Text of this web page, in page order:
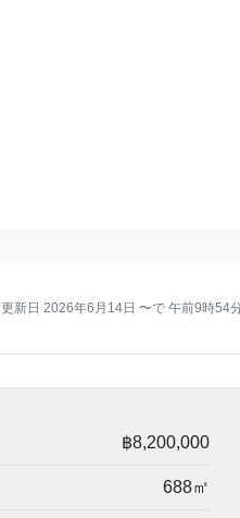
更新日 2026年6月14日 〜で 午前9時54
฿8,200,000
688㎡